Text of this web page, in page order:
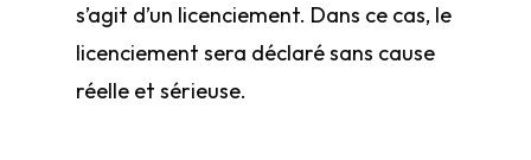
s’agit d’un licenciement. Dans ce cas, le
licenciement sera déclaré sans cause
réelle et sérieuse.